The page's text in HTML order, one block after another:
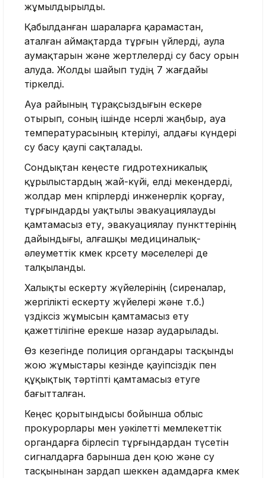
жұмылдырылды.
Қабылданған шараларға қарамастан,
аталған аймақтарда тұрғын үйлерді, аула
аумақтарын және жертөлелерді су басу орын
алуда. Жолды шайып өтудің 7 жағдайы
тіркелді.
Ауа райының тұрақсыздығын ескере
отырып, соның ішінде нөсерлі жаңбыр, ауа
температурасының көтерілуі, алдағы күндері
су басу қаупі сақталады.
Сондықтан кеңесте гидротехникалық
құрылыстардың жай-күйі, елді мекендерді,
жолдар мен көпірлерді инженерлік қорғау,
тұрғындарды уақтылы эвакуациялауды
қамтамасыз ету, эвакуациялау пункттерінің
дайындығы, алғашқы медициналық-
әлеуметтік көмек көрсету мәселелері де
талқыланды.
Халықты ескерту жүйелерінің (сиреналар,
жергілікті ескерту жүйелері және т.б.)
үздіксіз жұмысын қамтамасыз ету
қажеттілігіне ерекше назар аударылады.
Өз кезегінде полиция органдары тасқынды
жою жұмыстары кезінде қауіпсіздік пен
құқықтық тәртіпті қамтамасыз етуге
бағытталған.
Кеңес қорытындысы бойынша облыс
прокурорлары мен уәкілетті мемлекеттік
органдарға бірлесіп тұрғындардан түсетін
сигналдарға барынша ден қою және су
тасқынынан зардап шеккен адамдарға көмек